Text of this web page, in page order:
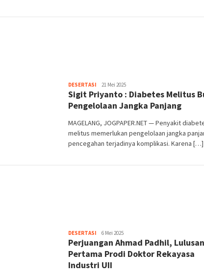
DESERTASI Heri
Purwata
21 Mei 2025
Sigit Priyanto : Diabetes Melitus
Pengelolaan Jangka Panjang
MAGELANG, JOGPAPER.NET — Penyakit
melitus memerlukan pengelolaan jangka
pencegahan terjadinya komplikasi. Karena […]
DESERTASI Heri
Purwata
6 Mei 2025
Perjuangan Ahmad Padhil, Lulusan
Pertama Prodi Doktor Rekayasa
Industri UII